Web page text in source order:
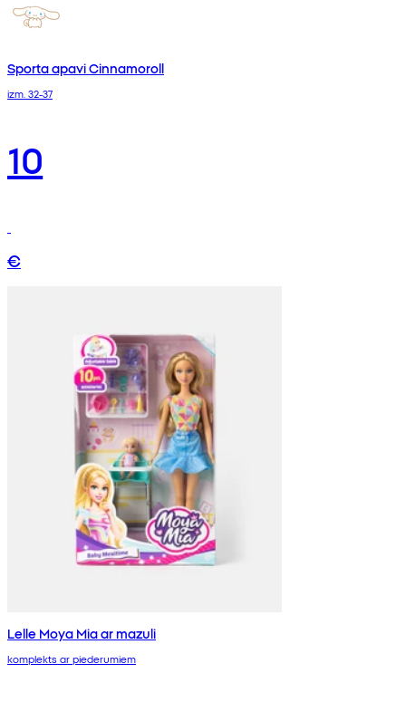
Sporta apavi Cinnamoroll
izm. 32-37
10
€
Lelle Moya Mia ar mazuli
komplekts ar piederumiem